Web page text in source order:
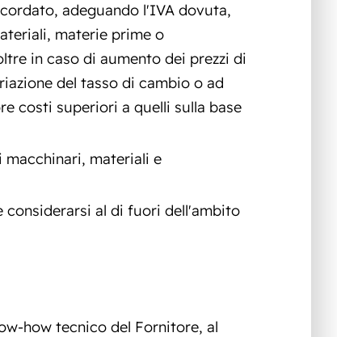
adeguando l'IVA dovuta,
materie prime o
in caso di aumento dei prezzi di
del tasso di cambio o ad
costi superiori a quelli sulla base
macchinari, materiali e
considerarsi al di fuori dell'ambito
how tecnico del Fornitore, al